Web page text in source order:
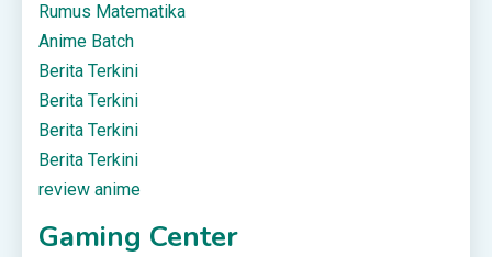
Rumus Matematika
Anime Batch
Berita Terkini
Berita Terkini
Berita Terkini
Berita Terkini
review anime
Gaming Center